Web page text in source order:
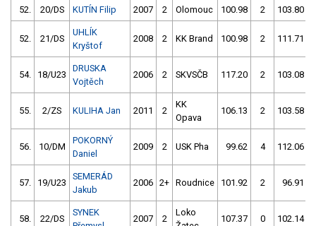
52. 20/DS KUTÍN Filip 2007 2 Olomouc 100.98 2 103.80
52. 21/DS
UHLÍK
Kryštof
2008 2 KK Brand 100.98 2 111.71
54. 18/U23
DRUSKA
Vojtěch
2006 2 SKVSČB 117.20 2 103.08
55. 2/ZS KULIHA Jan 2011 2
KK
Opava
106.13 2 103.58
56. 10/DM
POKORNÝ
Daniel
2009 2 USK Pha 99.62 4 112.06
57. 19/U23
SEMERÁD
Jakub
2006 2+ Roudnice 101.92 2 96.91
58. 22/DS
SYNEK
2007 2
Loko
107.37 0 102.14